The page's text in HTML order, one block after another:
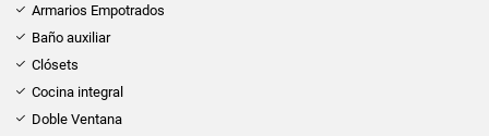
Armarios Empotrados
Baño auxiliar
Clósets
Cocina integral
Doble Ventana